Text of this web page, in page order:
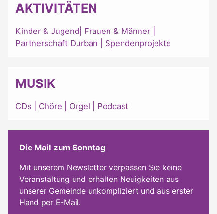
AKTIVITÄTEN
Kinder & Jugend Frauen & Männer
Partnerschaft Durban
Spendenprojekte
MUSIK
CDs Chöre Orgel Podcast
Die Mail zum Sonntag
Mit unserem Newsletter verpassen Sie keine
Veranstaltung und erhalten Neuigkeiten aus
unserer Gemeinde unkompliziert und aus erster
Hand per E-Mail.